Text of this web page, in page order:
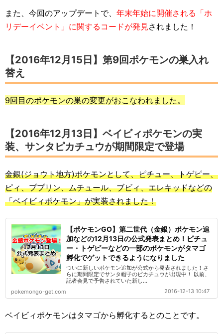
また、今回のアップデートで、 年末年始に開催される「ホ
リデーイベント」に関するコードが発見されました！
【2016年12月15日】第9回ポケモンの巣入れ
替え
9回目のポケモンの巣の変更がおこなわれました。
【2016年12月13日】ベイビィポケモンの実
装、サンタピカチュウが期間限定で登場
金銀(ジョウト地方)ポケモンとして、ピチュー、トゲピー、
ピィ、ププリン、ムチュール、ブビィ、エレキッドなどの
「ベイビィポケモン」が実装されました！
【ポケモンGO】第二世代（金銀）ポケモン追
加などの12月13日の公式発表まとめ！ピチュ
ー・トゲピーなどの一部のポケモンがタマゴ
孵化でゲットできるようになりました
ついに新しいポケモン追加が公式から発表されました！さ
らに期間限定でサンタ帽子のピカチュウが出現中！ 以前、
記者会見で予告されていた新し...
pokemongo-get.com
2016-12-13 10:47
ベイビィポケモンはタマゴから孵化するとのことです。